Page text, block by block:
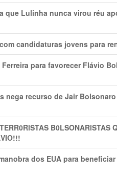
que Lulinha nunca virou réu
candidaturas jovens para
para favorecer Flávio
nega recurso de Jair
B0LSONARlSTAS
dos EUA para